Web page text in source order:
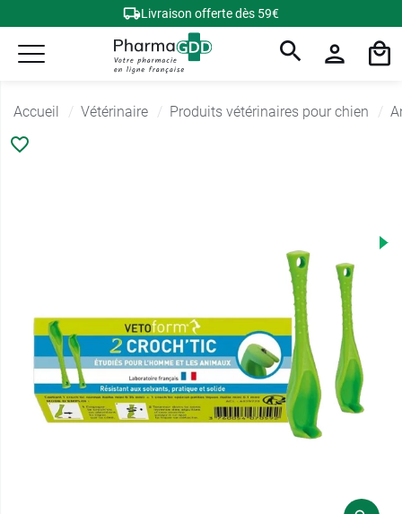
Livraison offerte dès 59€
Accueil Vétérinaire Produits vétérinaires pour chien